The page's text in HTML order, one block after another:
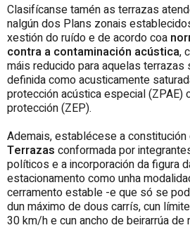
Clasifícanse tamén as terrazas
nalgún dos Plans zonais
xestión do ruído e de acordo coa
contra a contaminación acústica,
máis reducido para aquelas terrazas
definida como acusticamente
protección acústica especial (ZPAE)
protección (ZEP).
Ademais, establécese a constitución
Terrazas conformada por
políticos e a incorporación da figura
estacionamento como unha
cerramento estable -e que só se
dun máximo de dous carrís, cun
30 km/h e cun ancho de beirarrúa